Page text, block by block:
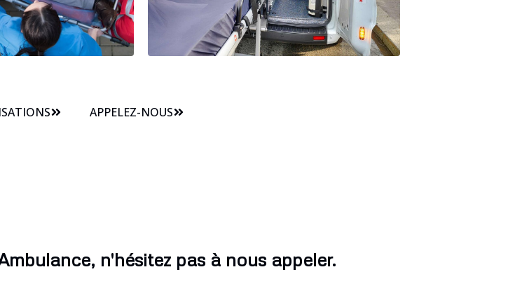
APPELEZ-NOUS
n'hésitez pas à nous appeler.